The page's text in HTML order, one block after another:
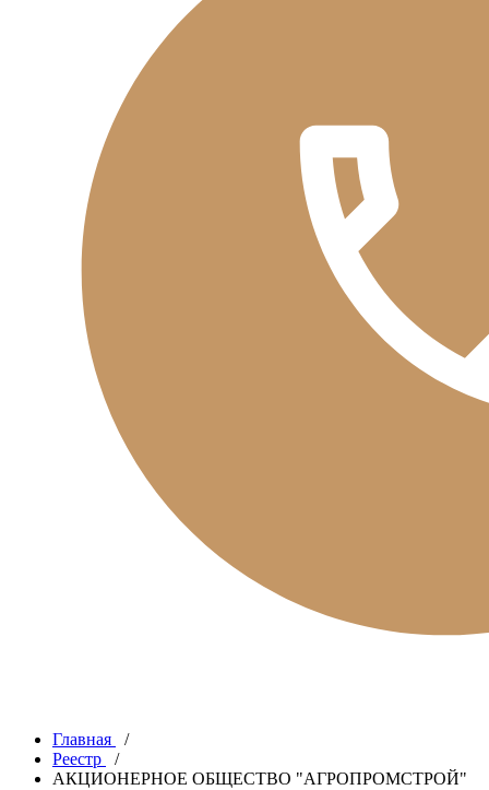
Главная
/
Реестр
/
АКЦИОНЕРНОЕ ОБЩЕСТВО "АГРОПРОМСТРОЙ"